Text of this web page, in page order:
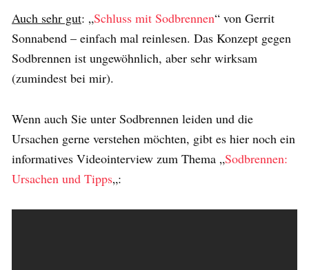
Auch sehr gut: „Schluss mit Sodbrennen“ von Gerrit
Sonnabend – einfach mal reinlesen. Das Konzept gegen
Sodbrennen ist ungewöhnlich, aber sehr wirksam
(zumindest bei mir).
Wenn auch Sie unter Sodbrennen leiden und die
Ursachen gerne verstehen möchten, gibt es hier noch ein
informatives Videointerview zum Thema „Sodbrennen:
Ursachen und Tipps„: